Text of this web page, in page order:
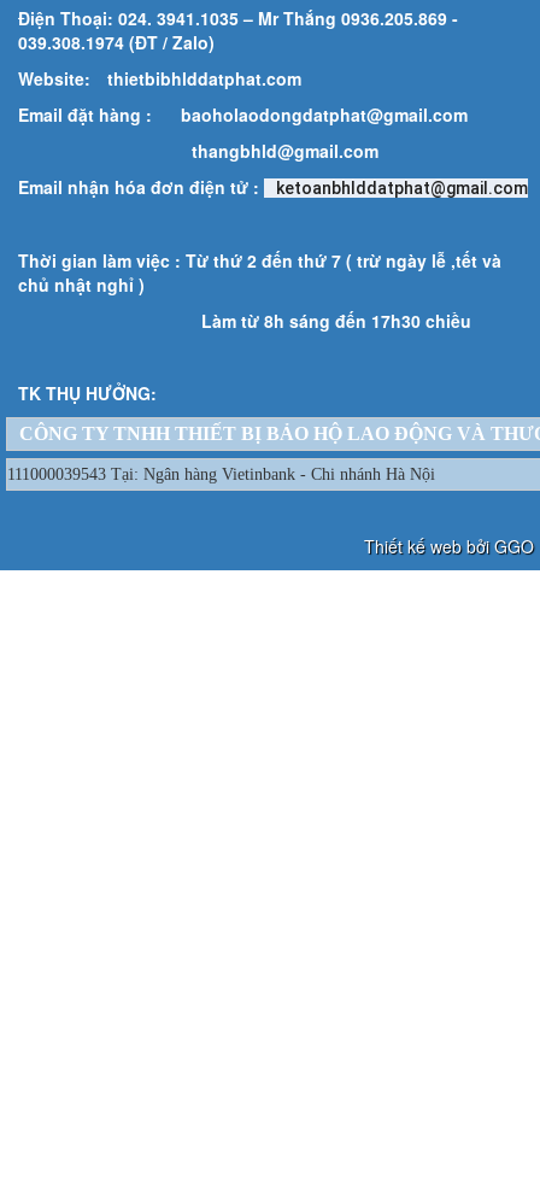
Điện Thoại: 024. 3941.1035 – Mr Thắng 0936.205.869 -
039.308.1974 (ĐT / Zalo)
Website:
thietbibhlddatphat.com
Email đặt hàng : baoholaodongdatphat@gmail.com
thangbhld@gmail.com
Email nhận hóa đơn điện tử :
ketoanbhlddatphat@gmail.com
Thời gian làm việc : Từ thứ 2 đến thứ 7 ( trừ ngày lễ ,tết và
chủ nhật nghỉ )
Làm từ 8h sáng đến 17h30 chiều
TK THỤ HƯỞNG:
CÔNG TY TNHH THIẾT BỊ BẢO HỘ LAO ĐỘNG VÀ
111000039543 Tại: Ngân hàng Vietinbank - Chi nhánh Hà Nội
Thiết kế web bởi GGO